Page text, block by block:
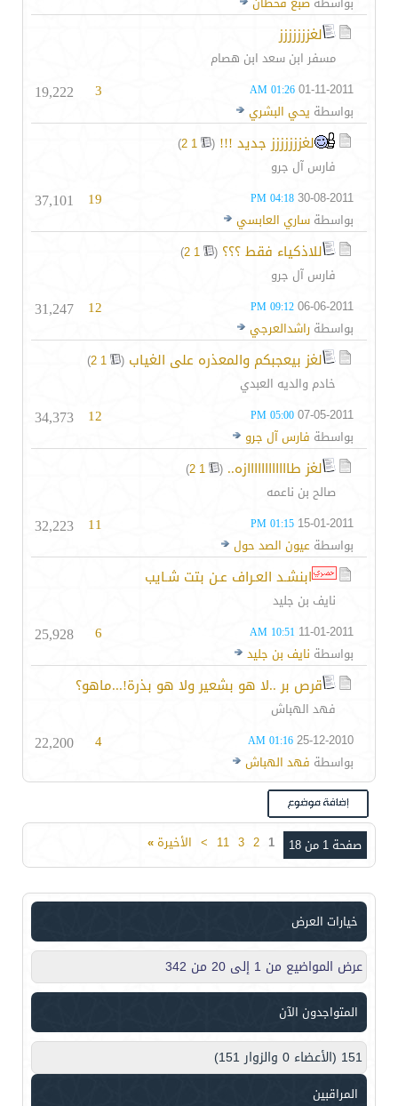
لغززززززز
مسفر ابن سعد ابن هصام
01-11-2011
01:26 AM
بواسطة يحي البشري
3
19,222
لغززززززز جديد !!! (
1
2
)
فارس آل جرو
30-08-2011
04:18 PM
بواسطة ساري العابسي
19
37,101
للاذكياء فقط ؟؟؟ (
1
2
)
فارس آل جرو
06-06-2011
09:12 PM
بواسطة راشدالعرجي
12
31,247
لغز بيعجبكم والمعذره على الغياب (
1
2
)
خادم والديه العبدي
07-05-2011
05:00 PM
بواسطة فارس آل جرو
12
34,373
لغز طاااااااااااازه.. (
1
2
)
صالح بن ناعمه
15-01-2011
01:15 PM
بواسطة عيون الصد حول
11
32,223
ابنشـد العـراف عـن بتت شـايب
نايف بن جليد
11-01-2011
10:51 AM
بواسطة نايف بن جليد
6
25,928
قرص بر ..لا هو بشعير ولا هو بذرة!...ماهو؟
فهد الهباش
25-12-2010
01:16 AM
بواسطة فهد الهباش
4
22,200
صفحة 1 من 18 1
2
3
11
> الأخيرة»
خيارات العرض
عرض المواضيع من 1 إلى 20 من 342
المتواجدون الآن
151 (الأعضاء 0 والزوار 151)
المراقبين